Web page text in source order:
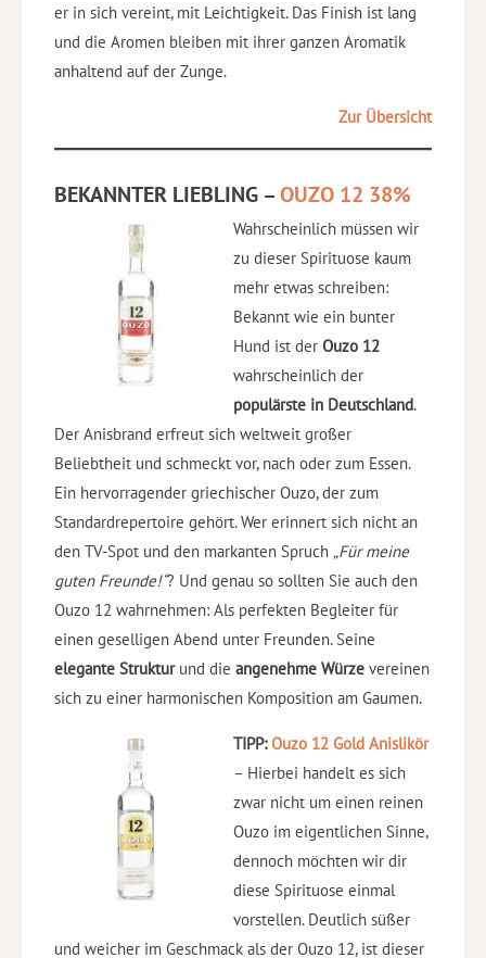
er in sich vereint, mit Leichtigkeit. Das Finish ist lang
und die Aromen bleiben mit ihrer ganzen Aromatik
anhaltend auf der Zunge.
Zur Übersicht
BEKANNTER LIEBLING –OUZO 12 38%
Wahrscheinlich müssen wir
zu dieser Spirituose kaum
mehr etwas schreiben:
Bekannt wie ein bunter
Hund ist der Ouzo 12
wahrscheinlich der
populärste in Deutschland.
Der Anisbrand erfreut sich weltweit großer
Beliebtheit und schmeckt vor, nach oder zum Essen.
Ein hervorragender griechischer Ouzo, der zum
Standardrepertoire gehört. Wer erinnert sich nicht an
den TV-Spot und den markanten Spruch „Für meine
guten Freunde!“? Und genau so sollten Sie auch den
Ouzo 12 wahrnehmen: Als perfekten Begleiter für
einen geselligen Abend unter Freunden. Seine
elegante Strukturund die angenehme Würze vereinen
sich zu einer harmonischen Komposition am Gaumen.
TIPP: Ouzo 12 Gold Anislikör
– Hierbei handelt es sich
zwar nicht um einen reinen
Ouzo im eigentlichen Sinne,
dennoch möchten wir dir
diese Spirituose einmal
vorstellen. Deutlich süßer
und weicher im Geschmack als der Ouzo 12, ist dieser